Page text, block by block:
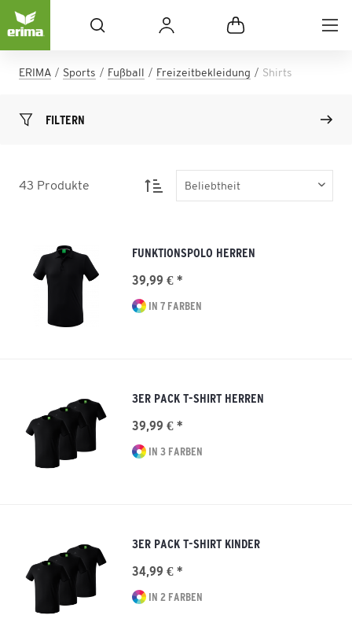
ERIMA Sports Fußball Freizeitbekleidung Shirts
FILTERN
43 Produkte
FUNKTIONSPOLO HERREN
39,99 € *
IN 7 FARBEN
3ER PACK T-SHIRT HERREN
39,99 € *
IN 3 FARBEN
3ER PACK T-SHIRT KINDER
34,99 € *
IN 2 FARBEN